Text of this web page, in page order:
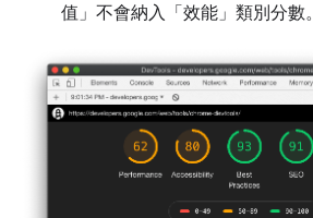
值」不會納入「效能」類別分數。